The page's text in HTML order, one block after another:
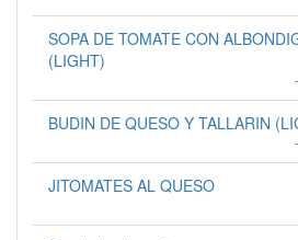
SOPA DE TOMATE CON
(LIGHT)
BUDIN DE QUESO Y TALLARIN
JITOMATES AL QUESO